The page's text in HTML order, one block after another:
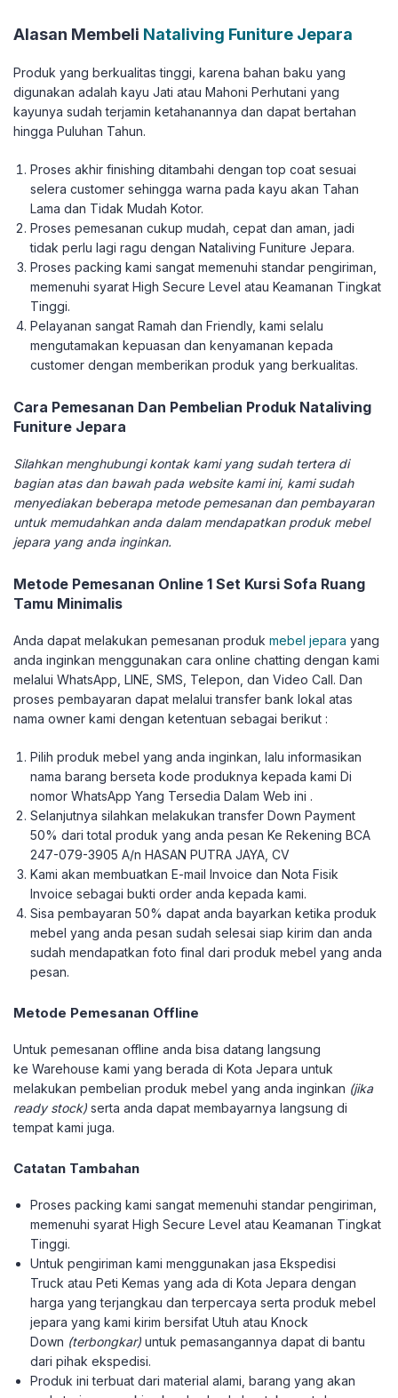
Alasan Membeli Nataliving Funiture Jepara
Produk yang berkualitas tinggi, karena bahan baku yang
digunakan adalah kayu Jati atau Mahoni Perhutani yang
kayunya sudah terjamin ketahanannya dan dapat bertahan
hingga Puluhan Tahun.
Proses akhir finishing ditambahi dengan top coat sesuai
selera customer sehingga warna pada kayu akan Tahan
Lama dan Tidak Mudah Kotor.
Proses pemesanan cukup mudah, cepat dan aman, jadi
tidak perlu lagi ragu dengan Nataliving Funiture Jepara.
Proses packing kami sangat memenuhi standar pengiriman,
memenuhi syarat High Secure Level atau Keamanan Tingkat
Tinggi.
Pelayanan sangat Ramah dan Friendly, kami selalu
mengutamakan kepuasan dan kenyamanan kepada
customer dengan memberikan produk yang berkualitas.
Cara Pemesanan Dan Pembelian Produk Nataliving
Funiture Jepara
Silahkan menghubungi kontak kami yang sudah tertera di
bagian atas dan bawah pada website kami ini, kami sudah
menyediakan beberapa metode pemesanan dan pembayaran
untuk memudahkan anda dalam mendapatkan produk mebel
jepara yang anda inginkan.
Metode Pemesanan Online 1 Set Kursi Sofa Ruang
Tamu Minimalis
Anda dapat melakukan pemesanan produk mebel jepara yang
anda inginkan menggunakan cara online chatting dengan kami
melalui WhatsApp, LINE, SMS, Telepon, dan Video Call. Dan
proses pembayaran dapat melalui transfer bank lokal atas
nama owner kami dengan ketentuan sebagai berikut :
Pilih produk mebel yang anda inginkan, lalu informasikan
nama barang berseta kode produknya kepada kami Di
nomor WhatsApp Yang Tersedia Dalam Web ini .
Selanjutnya silahkan melakukan transfer Down Payment
50% dari total produk yang anda pesan Ke Rekening BCA
247-079-3905 A/n HASAN PUTRA JAYA, CV
Kami akan membuatkan E-mail Invoice dan Nota Fisik
Invoice sebagai bukti order anda kepada kami.
Sisa pembayaran 50% dapat anda bayarkan ketika produk
mebel yang anda pesan sudah selesai siap kirim dan anda
sudah mendapatkan foto final dari produk mebel yang anda
pesan.
Metode Pemesanan Offline
Untuk pemesanan offline anda bisa datang langsung
ke Warehouse kami yang berada di Kota Jepara untuk
melakukan pembelian produk mebel yang anda inginkan (jika
ready stock) serta anda dapat membayarnya langsung di
tempat kami juga.
Catatan Tambahan
Proses packing kami sangat memenuhi standar pengiriman,
memenuhi syarat High Secure Level atau Keamanan Tingkat
Tinggi.
Untuk pengiriman kami menggunakan jasa Ekspedisi
Truck atau Peti Kemas yang ada di Kota Jepara dengan
harga yang terjangkau dan terpercaya serta produk mebel
jepara yang kami kirim bersifat Utuh atau Knock
Down (terbongkar) untuk pemasangannya dapat di bantu
dari pihak ekspedisi.
Produk ini terbuat dari material alami, barang yang akan